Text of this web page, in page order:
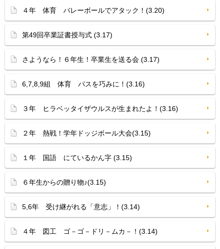
４年 体育 バレーボールでアタック！(3.20)
第49回卒業証書授与式 (3.17)
さようなら！６年生！卒業生を送る会 (3.17)
6,7,8,9組 体育 パスを巧みに！(3.16)
３年 ヒラベッタイザウルスが生まれたよ！(3.16)
２年 熱戦！学年ドッジボール大会(3.15)
１年 国語 にているかん字 (3.15)
６年生からの贈り物♪(3.15)
5,6年 受け継がれる「意志」！(3.14)
４年 図工 ゴ－ゴ－ドリ－ムカ－！(3.14)